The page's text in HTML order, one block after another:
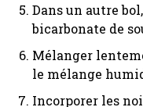
Dans un autre
bicarbonate de
Mélanger
le mélange
Incorporer les